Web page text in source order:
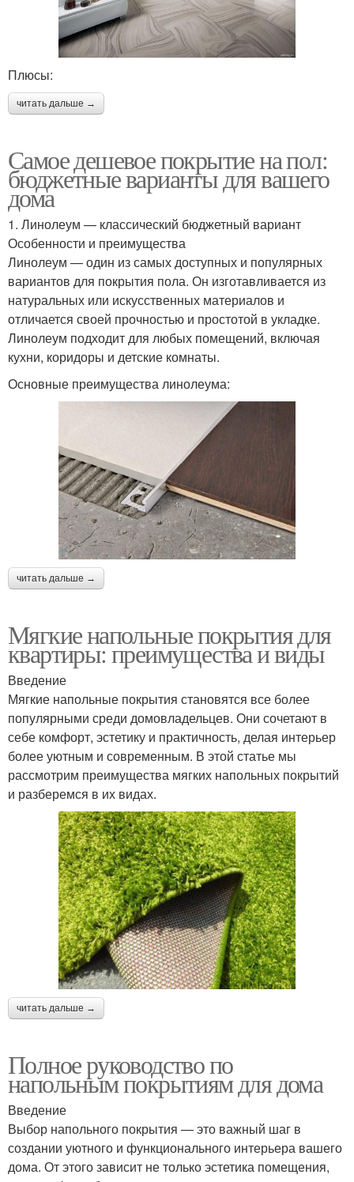
Плюсы:
читать дальше →
Самое дешевое покрытие на пол:
бюджетные варианты для вашего
дома
1. Линолеум — классический бюджетный вариант
Особенности и преимущества
Линолеум — один из самых доступных и популярных
вариантов для покрытия пола. Он изготавливается из
натуральных или искусственных материалов и
отличается своей прочностью и простотой в укладке.
Линолеум подходит для любых помещений, включая
кухни, коридоры и детские комнаты.
Основные преимущества линолеума:
читать дальше →
Мягкие напольные покрытия для
квартиры: преимущества и виды
Введение
Мягкие напольные покрытия становятся все более
популярными среди домовладельцев. Они сочетают в
себе комфорт, эстетику и практичность, делая интерьер
более уютным и современным. В этой статье мы
рассмотрим преимущества мягких напольных покрытий
и разберемся в их видах.
читать дальше →
Полное руководство по
напольным покрытиям для дома
Введение
Выбор напольного покрытия — это важный шаг в
создании уютного и функционального интерьера вашего
дома. От этого зависит не только эстетика помещения,